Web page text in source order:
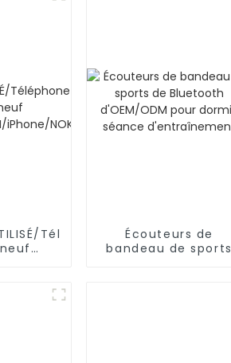
Téléphone
Écouteurs de
bandeau de sports